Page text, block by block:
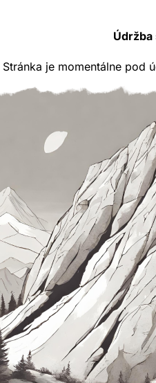
Stránka je momentálne pod